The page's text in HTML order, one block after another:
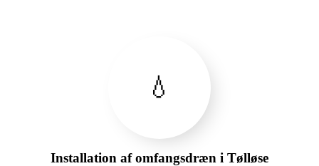
💧
Installation af omfangsdræn i Tølløse